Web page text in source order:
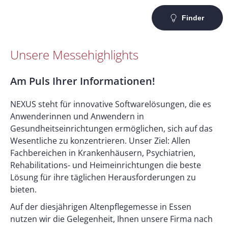
Finder
Unsere Messehighlights
Am Puls Ihrer Informationen!
NEXUS steht für innovative Softwarelösungen, die es
Anwenderinnen und Anwendern in
Gesundheitseinrichtungen ermöglichen, sich auf das
Wesentliche zu konzentrieren. Unser Ziel: Allen
Fachbereichen in Krankenhäusern, Psychiatrien,
Rehabilitations- und Heimeinrichtungen die beste
Lösung für ihre täglichen Herausforderungen zu
bieten.
Auf der diesjährigen Altenpflegemesse in Essen
nutzen wir die Gelegenheit, Ihnen unsere Firma nach